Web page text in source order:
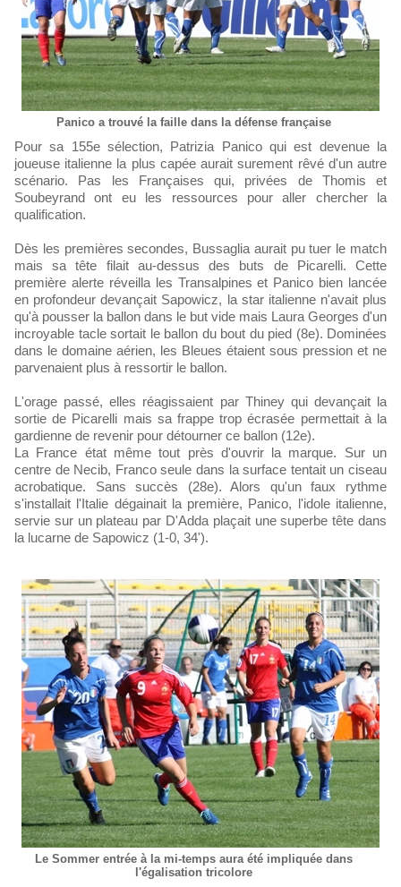
Panico a trouvé la faille dans la défense française
Pour sa 155e sélection, Patrizia Panico qui est devenue la
joueuse italienne la plus capée aurait surement rêvé d'un autre
scénario. Pas les Françaises qui, privées de Thomis et
Soubeyrand ont eu les ressources pour aller chercher la
qualification.
Dès les premières secondes, Bussaglia aurait pu tuer le match
mais sa tête filait au-dessus des buts de Picarelli. Cette
première alerte réveilla les Transalpines et Panico bien lancée
en profondeur devançait Sapowicz, la star italienne n'avait plus
qu'à pousser la ballon dans le but vide mais Laura Georges d'un
incroyable tacle sortait le ballon du bout du pied (8e). Dominées
dans le domaine aérien, les Bleues étaient sous pression et ne
parvenaient plus à ressortir le ballon.
L'orage passé, elles réagissaient par Thiney qui devançait la
sortie de Picarelli mais sa frappe trop écrasée permettait à la
gardienne de revenir pour détourner ce ballon (12e).
La France état même tout près d'ouvrir la marque. Sur un
centre de Necib, Franco seule dans la surface tentait un ciseau
acrobatique. Sans succès (28e). Alors qu'un faux rythme
s'installait l'Italie dégainait la première, Panico, l'idole italienne,
servie sur un plateau par D'Adda plaçait une superbe tête dans
la lucarne de Sapowicz (1-0, 34').
Le Sommer entrée à la mi-temps aura été impliquée dans
l'égalisation tricolore